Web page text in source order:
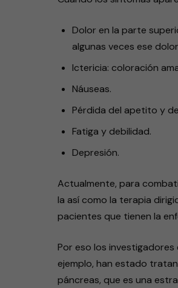
Dolor en la parte
algunas veces ese
Ictericia: coloración
Náuseas.
Pérdida del apetito y
Fatiga y debilidad.
Depresión.
Actualmente, para
la así como la terapia
pacientes que tienen la
Por eso los
ejemplo, han estado
páncreas, que es una